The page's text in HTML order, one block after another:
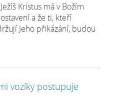
Kristus má v Božím
a že ti, kteří
Jeho přikázání, budou